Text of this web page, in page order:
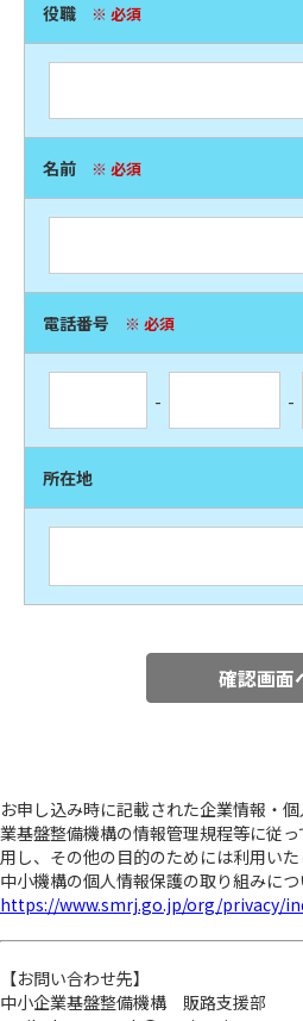
役職 ※ 必須
名前 ※ 必須
電話番号 ※ 必須
- -
所在地
お申し込み時に記載された企業情報・
業基盤整備機構の情報管理規程等に従
用し、その他の目的のためには利用いた
中小機構の個人情報保護の取り組みに
https://www.smrj.go.jp/org/privacy/
【お問い合わせ先】
中小企業基盤整備機構 販路支援部